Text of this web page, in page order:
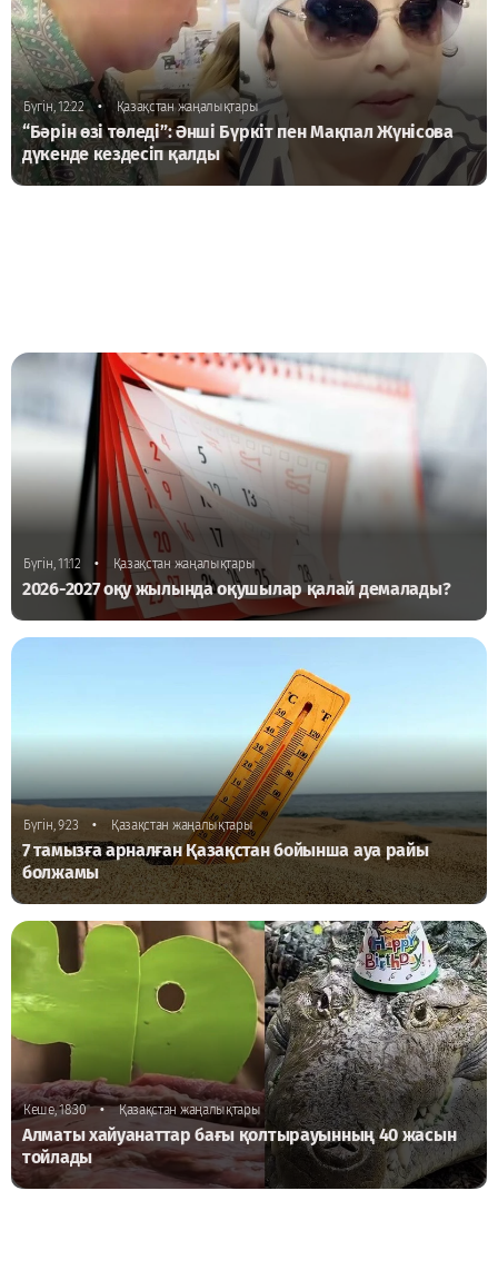
Бүгін, 12:22 • Қазақстан жаңалықтары
“Бәрін өзі төледі”: Әнші Бүркіт пен Мақпал Жүнісова
дүкенде кездесіп қалды
Бүгін, 11:12 • Қазақстан жаңалықтары
2026-2027 оқу жылында оқушылар қалай демалады?
Бүгін, 9:23 • Қазақстан жаңалықтары
7 тамызға арналған Қазақстан бойынша ауа райы
болжамы
Кеше, 18:30 • Қазақстан жаңалықтары
Алматы хайуанаттар бағы қолтырауынның 40 жасын
тойлады